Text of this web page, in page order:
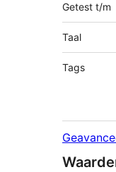
Getest t/m
Taal
Tags